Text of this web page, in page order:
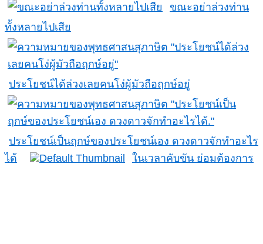
ขณะอย่าล่วงท่าน
ทั้งหลายไปเสีย
ประโยชน์ได้ล่วงเลยคนโง่ผู้มัวถือฤกษ์อยู่
ประโยชน์เป็นฤกษ์ของประโยชน์เอง ดวงดาวจักทำอะไร
ได้
ในเวลาคับขัน ย่อมต้องการ